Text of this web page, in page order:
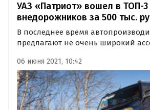
УАЗ «Патриот» вошел в ТОП-
внедорожников за 500 тыс.
В последнее время
предлагают не очень широкий
вторичном рынке таких машин в
Издание «Где и что» составило
подержанных рамных
тысяч рублей.
06 июня 2021, 10:42